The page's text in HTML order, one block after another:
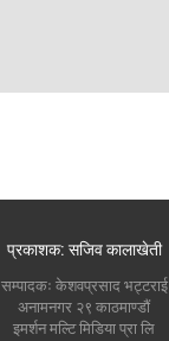
प्रकाशक: सजिव कालाखेती
सम्पादकः केशवप्रसाद भट्टराई
अनामनगर २९ काठमाण्डौं
इमर्शन मल्टि मिडिया प्रा लि